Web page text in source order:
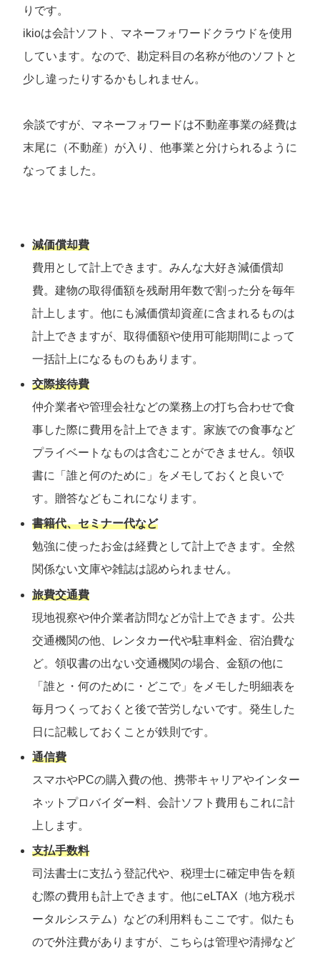
りです。
ikioは会計ソフト、マネーフォワードクラウドを使用
しています。なので、勘定科目の名称が他のソフトと
少し違ったりするかもしれません。
余談ですが、マネーフォワードは不動産事業の経費は
末尾に（不動産）が入り、他事業と分けられるように
なってました。
減価償却費
費用として計上できます。みんな大好き減価償却
費。建物の取得価額を残耐用年数で割った分を毎年
計上します。他にも減価償却資産に含まれるものは
計上できますが、取得価額や使用可能期間によって
一括計上になるものもあります。
交際接待費
仲介業者や管理会社などの業務上の打ち合わせで食
事した際に費用を計上できます。家族での食事など
プライベートなものは含むことができません。領収
書に「誰と何のために」をメモしておくと良いで
す。贈答などもこれになります。
書籍代、セミナー代など
勉強に使ったお金は経費として計上できます。全然
関係ない文庫や雑誌は認められません。
旅費交通費
現地視察や仲介業者訪問などが計上できます。公共
交通機関の他、レンタカー代や駐車料金、宿泊費な
ど。領収書の出ない交通機関の場合、金額の他に
「誰と・何のために・どこで」をメモした明細表を
毎月つくっておくと後で苦労しないです。発生した
日に記載しておくことが鉄則です。
通信費
スマホやPCの購入費の他、携帯キャリアやインター
ネットプロバイダー料、会計ソフト費用もこれに計
上します。
支払手数料
司法書士に支払う登記代や、税理士に確定申告を頼
む際の費用も計上できます。他にeLTAX（地方税ポ
ータルシステム）などの利用料もここです。似たも
ので外注費がありますが、こちらは管理や清掃など